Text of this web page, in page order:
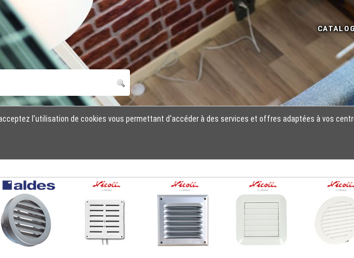
l'utilisation de cookies vous permettant d'accéder à des services et offres adaptées à vos